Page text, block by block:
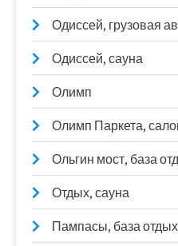
Одиссей, грузовая
Одиссей, сауна
Олимп
Олимп Паркета,
Ольгин мост, база
Отдых, сауна
Пампасы, база